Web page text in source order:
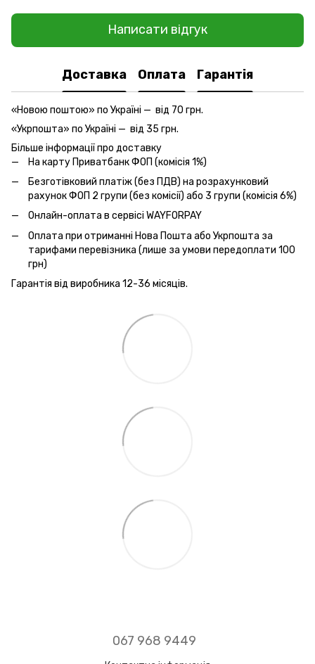
Написати відгук
Доставка Оплата Гарантія
«Новою поштою» по Україні — від 70 грн.
«Укрпошта» по Україні — від 35 грн.
Більше інформації про доставку
На карту Приватбанк ФОП (комісія 1%)
Безготівковий платіж (без ПДВ) на розрахунковий
рахунок ФОП 2 групи (без комісії) або 3 групи (комісія 6%)
Онлайн-оплата в сервісі WAYFORPAY
Оплата при отриманні Нова Пошта або Укрпошта за
тарифами перевізника (лише за умови передоплати 100
грн)
Гарантія від виробника 12-36 місяців.
067 968 9449